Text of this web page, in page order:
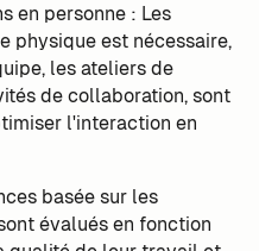
en personne : Les
physique est nécessaire,
les ateliers de
de collaboration, sont
l'interaction en
basée sur les
évalués en fonction